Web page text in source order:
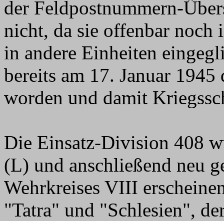
der Feldpostnummern-
nicht, da sie offenbar
in andere Einheiten
bereits am 17. Januar
worden und damit
Die Einsatz-Division 408
(L) und anschließend neu
Wehrkreises VIII
"Tatra" und "Schlesien",